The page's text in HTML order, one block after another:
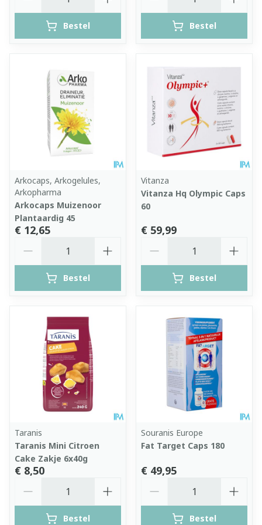
Bestel Bestel
Arkocaps, Arkogelules,
Arkopharma
Arkocaps Muizenoor
Plantaardig 45
€ 12,65
Bestel
Vitanza
Vitanza Hq Olympic Caps
60
€ 59,99
Bestel
Taranis
Taranis Mini Citroen
Cake Zakje 6x40g
€ 8,50
Bestel
Souranis Europe
Fat Target Caps 180
€ 49,95
Bestel